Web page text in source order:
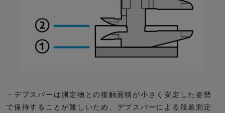
・デプスバーは測定物との接触面積が小さく安定した姿勢
で保持することが難しいため、デプスバーによる段差測定